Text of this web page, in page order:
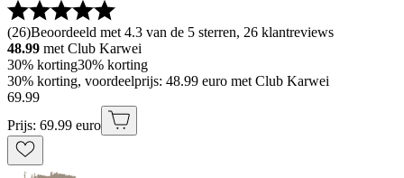
(26)Beoordeeld met 4.3 van de 5 sterren, 26 klantreviews
48.99 met Club Karwei
30% korting30% korting
30% korting, voordeelprijs: 48.99 euro met Club Karwei
69.99
Prijs: 69.99 euro